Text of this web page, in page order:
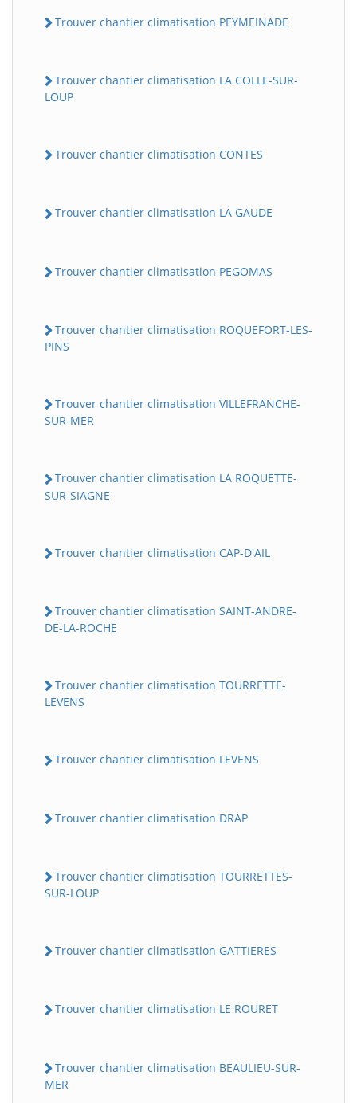
Trouver chantier climatisation PEYMEINADE
Trouver chantier climatisation LA COLLE-SUR-
LOUP
Trouver chantier climatisation CONTES
Trouver chantier climatisation LA GAUDE
Trouver chantier climatisation PEGOMAS
Trouver chantier climatisation ROQUEFORT-LES-
PINS
Trouver chantier climatisation VILLEFRANCHE-
SUR-MER
Trouver chantier climatisation LA ROQUETTE-
SUR-SIAGNE
Trouver chantier climatisation CAP-D'AIL
Trouver chantier climatisation SAINT-ANDRE-
DE-LA-ROCHE
Trouver chantier climatisation TOURRETTE-
LEVENS
Trouver chantier climatisation LEVENS
Trouver chantier climatisation DRAP
Trouver chantier climatisation TOURRETTES-
SUR-LOUP
Trouver chantier climatisation GATTIERES
Trouver chantier climatisation LE ROURET
Trouver chantier climatisation BEAULIEU-SUR-
MER